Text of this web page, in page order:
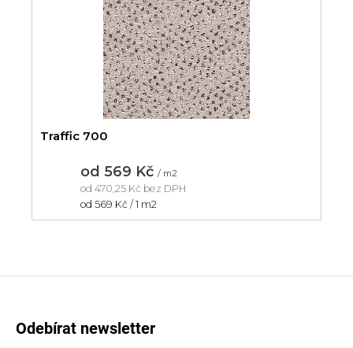
Traffic 700
od 569 Kč / m2
od 470,25 Kč bez DPH
Měrná
od 569 Kč / 1 m2
Odebírat newsletter